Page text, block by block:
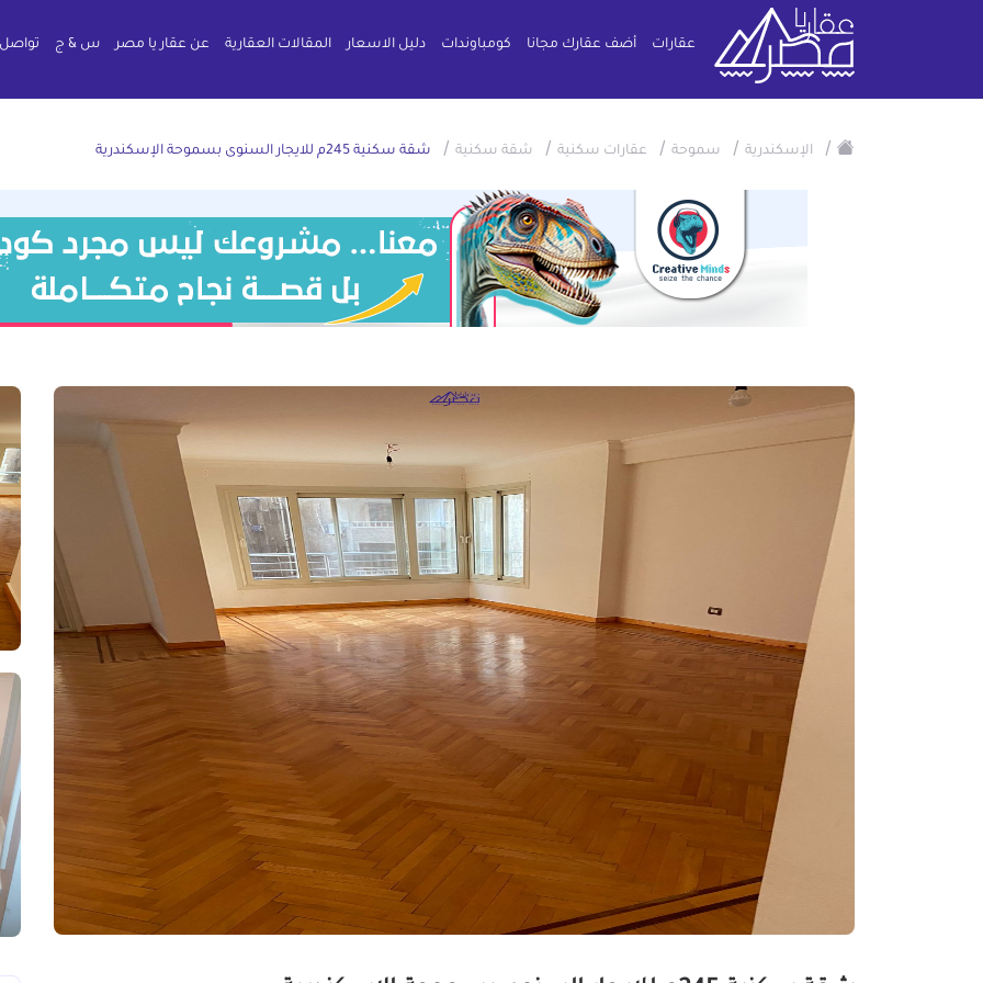
عقارات أضف عقارك مجانا كومباوندات دليل الاسعار المقالات العقارية عن عقار يا مصر س & ج
/ الإسكندرية / سموحة / عقارات سكنية / شقة سكنية / شقة سكنية 245م للايجار السنوى بسموحة الإسكندرية